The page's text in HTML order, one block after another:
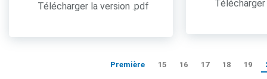
Télécharger la version .pdf
Première 15 16 17 18 19